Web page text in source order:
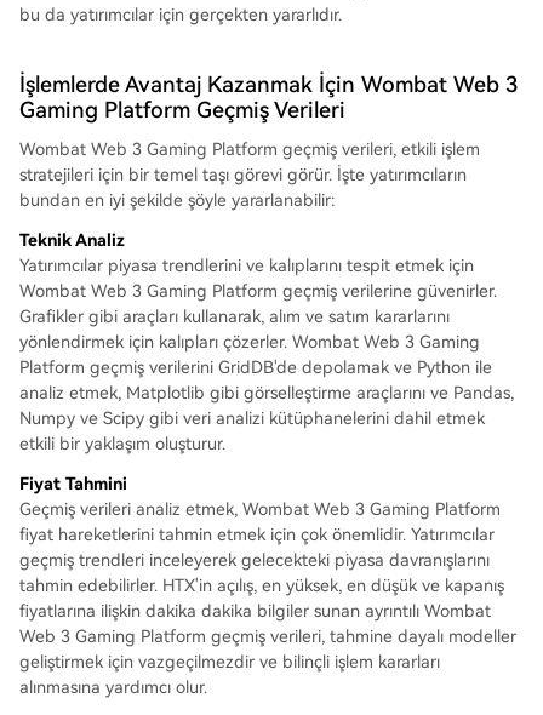
bu da yatırımcılar için gerçekten yararlıdır.
İşlemlerde Avantaj Kazanmak İçin Wombat Web 3
Gaming Platform Geçmiş Verileri
Wombat Web 3 Gaming Platform geçmiş verileri, etkili işlem
stratejileri için bir temel taşı görevi görür. İşte yatırımcıların
bundan en iyi şekilde şöyle yararlanabilir:
Teknik Analiz
Yatırımcılar piyasa trendlerini ve kalıplarını tespit etmek için
Wombat Web 3 Gaming Platform geçmiş verilerine güvenirler.
Grafikler gibi araçları kullanarak, alım ve satım kararlarını
yönlendirmek için kalıpları çözerler. Wombat Web 3 Gaming
Platform geçmiş verilerini GridDB'de depolamak ve Python ile
analiz etmek, Matplotlib gibi görselleştirme araçlarını ve Pandas,
Numpy ve Scipy gibi veri analizi kütüphanelerini dahil etmek
etkili bir yaklaşım oluşturur.
Fiyat Tahmini
Geçmiş verileri analiz etmek, Wombat Web 3 Gaming Platform
fiyat hareketlerini tahmin etmek için çok önemlidir. Yatırımcılar
geçmiş trendleri inceleyerek gelecekteki piyasa davranışlarını
tahmin edebilirler. HTX'in açılış, en yüksek, en düşük ve kapanış
fiyatlarına ilişkin dakika dakika bilgiler sunan ayrıntılı Wombat
Web 3 Gaming Platform geçmiş verileri, tahmine dayalı modeller
geliştirmek için vazgeçilmezdir ve bilinçli işlem kararları
alınmasına yardımcı olur.